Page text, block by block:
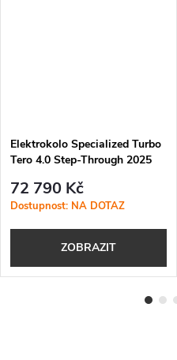
Elektrokolo Specialized Turbo
Tero 4.0 Step-Through 2025
72 790 Kč
Dostupnost: NA DOTAZ
ZOBRAZIT